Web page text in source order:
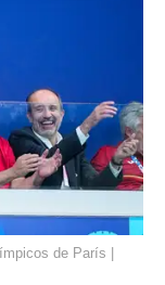
de París |